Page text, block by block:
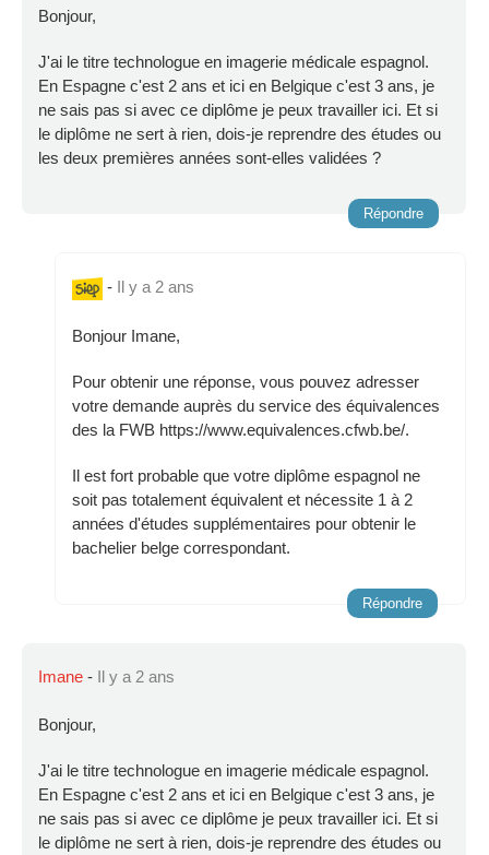
Bonjour,
J'ai le titre technologue en imagerie médicale espagnol.
En Espagne c'est 2 ans et ici en Belgique c'est 3 ans, je
ne sais pas si avec ce diplôme je peux travailler ici. Et si
le diplôme ne sert à rien, dois-je reprendre des études ou
les deux premières années sont-elles validées ?
Répondre
- Il y a 2 ans
Bonjour Imane,
Pour obtenir une réponse, vous pouvez adresser
votre demande auprès du service des équivalences
des la FWB https://www.equivalences.cfwb.be/.
Il est fort probable que votre diplôme espagnol ne
soit pas totalement équivalent et nécessite 1 à 2
années d'études supplémentaires pour obtenir le
bachelier belge correspondant.
Répondre
Imane - Il y a 2 ans
Bonjour,
J'ai le titre technologue en imagerie médicale espagnol.
En Espagne c'est 2 ans et ici en Belgique c'est 3 ans, je
ne sais pas si avec ce diplôme je peux travailler ici. Et si
le diplôme ne sert à rien, dois-je reprendre des études ou